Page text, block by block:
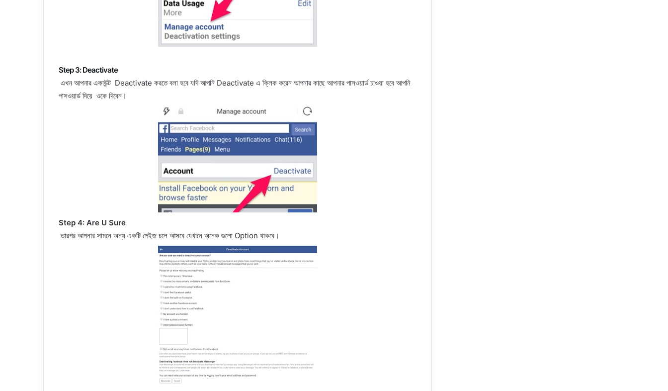
Step 3: Deactivate
এখন আপনার একাউন্ট Deactivate করতে বলা হবে যদি আপনি Deactivate এ ক্লিক করেন আপনার কাছে আপনার পাসওয়ার্ড চাওয়া হবে আপনি
পাসওয়ার্ড দিয়ে ওকে দিবেন।
Step 4: Are U Sure
তারপর আপনার সামনে অন্য একটি পেইজ চলে আসবে যেখানে অনেক গুলো Option থাকবে।